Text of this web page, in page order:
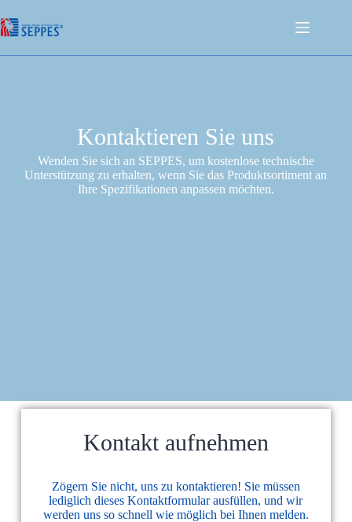
Kontaktieren Sie uns
Wenden Sie sich an SEPPES, um kostenlose technische
Unterstützung zu erhalten, wenn Sie das Produktsortiment an
Ihre Spezifikationen anpassen möchten.
Kontakt aufnehmen
Zögern Sie nicht, uns zu kontaktieren! Sie müssen
lediglich dieses Kontaktformular ausfüllen, und wir
werden uns so schnell wie möglich bei Ihnen melden.